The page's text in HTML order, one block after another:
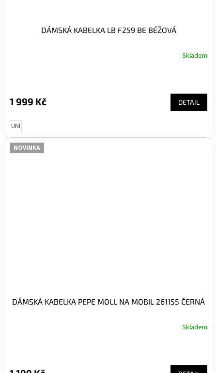
DÁMSKÁ KABELKA LB F259 BE BÉŽOVÁ
Skladem
1 999 Kč DETAIL
UNI
NOVINKA
DÁMSKÁ KABELKA PEPE MOLL NA MOBIL 261155 ČERNÁ
Skladem